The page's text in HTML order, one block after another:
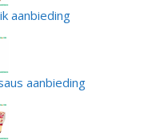
aanbieding
aanbieding